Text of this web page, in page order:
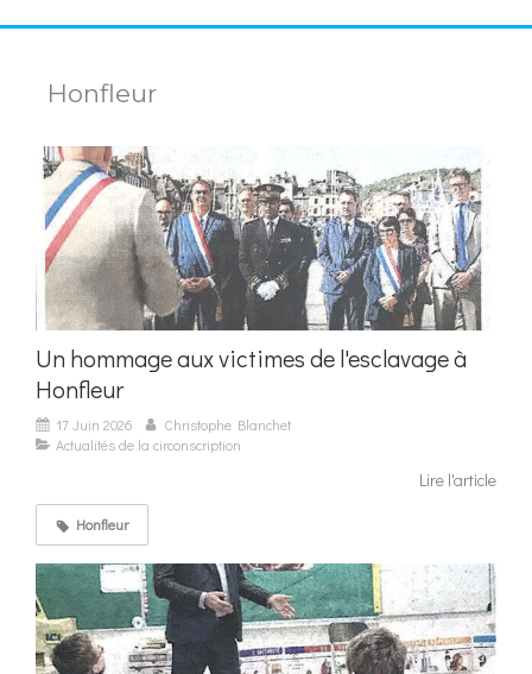
Honfleur
Un hommage aux victimes de l'esclavage à
Honfleur
17 Juin 2026
Christophe Blanchet
Actualités de la circonscription
Lire l'article
Honfleur